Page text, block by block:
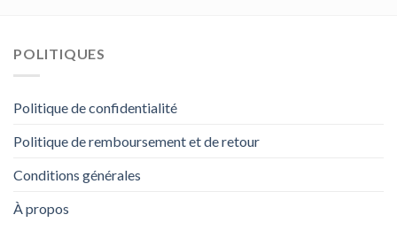
POLITIQUES
Politique de confidentialité
Politique de remboursement et de retour
Conditions générales
À propos